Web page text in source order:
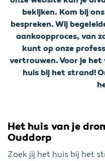
bekijken. Kom bij
bespreken. Wij
aankoopproces, van
kunt op onze
vertrouwen. Voor je
huis bij het strand!
Het huis van je
Ouddorp
Zoek jij het huis bij het